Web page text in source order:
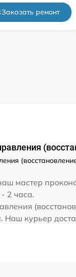
Заказать ремонт
мастер
2 часа.
Наш курьер